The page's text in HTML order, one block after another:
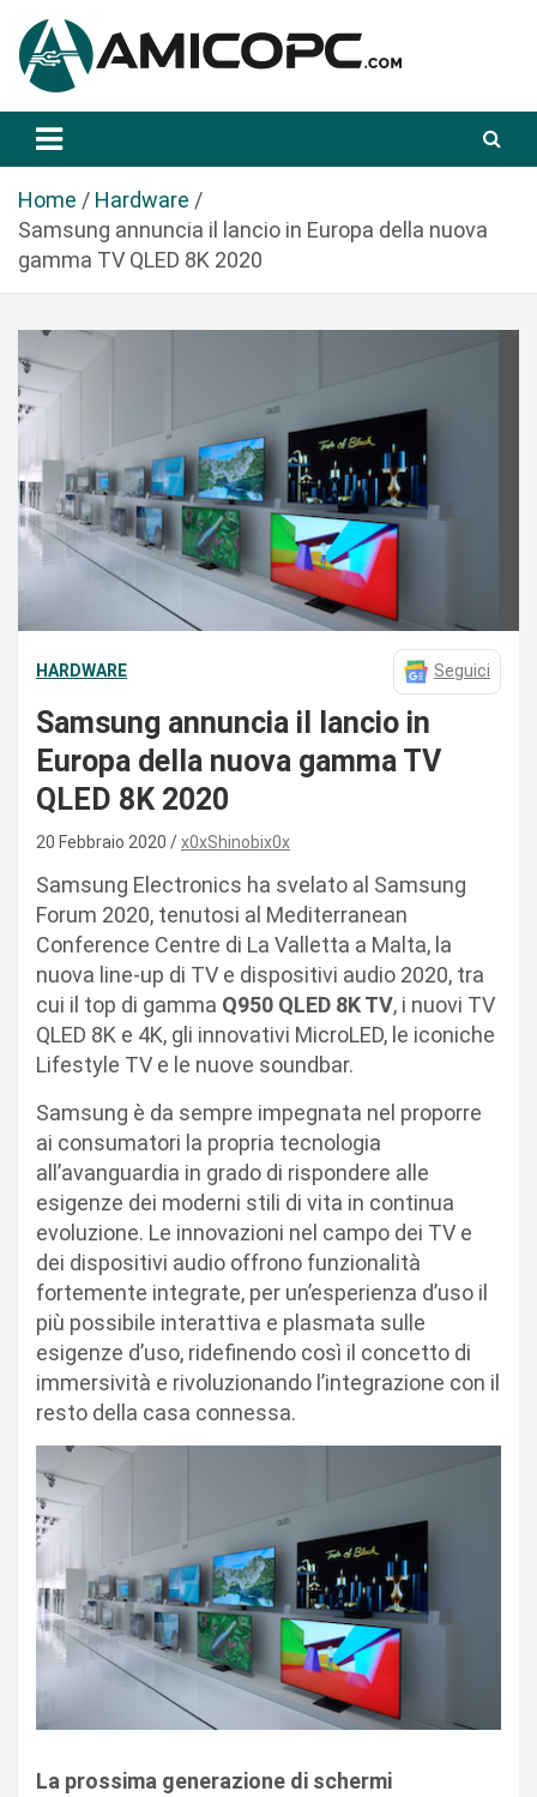
a
Amicopc.com
Home
Hardware
Samsung annuncia il lancio in Europa della nuova
gamma TV QLED 8K 2020
HARDWARE Seguici
Samsung annuncia il lancio in
Europa della nuova gamma TV
QLED 8K 2020
20 Febbraio 2020 x0xShinobix0x
Samsung Electronics ha svelato al Samsung
Forum 2020, tenutosi al Mediterranean
Conference Centre di La Valletta a Malta, la
nuova line-up di TV e dispositivi audio 2020, tra
cui il top di gamma Q950 QLED 8K TV, i nuovi TV
QLED 8K e 4K, gli innovativi MicroLED, le iconiche
Lifestyle TV e le nuove soundbar.
Samsung è da sempre impegnata nel proporre
ai consumatori la propria tecnologia
all’avanguardia in grado di rispondere alle
esigenze dei moderni stili di vita in continua
evoluzione. Le innovazioni nel campo dei TV e
dei dispositivi audio offrono funzionalità
fortemente integrate, per un’esperienza d’uso il
più possibile interattiva e plasmata sulle
esigenze d’uso, ridefinendo così il concetto di
immersività e rivoluzionando l’integrazione con il
resto della casa connessa.
La prossima generazione di schermi